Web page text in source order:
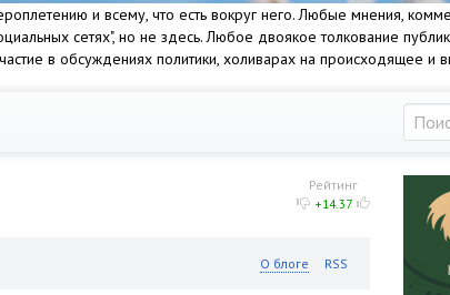
и всему, что есть вокруг него. Любые мнения,
сетях", но не здесь. Любое двоякое толкование
в обсуждениях политики, холиварах на происходящее
Рейтинг
+14.37
О блоге RSS